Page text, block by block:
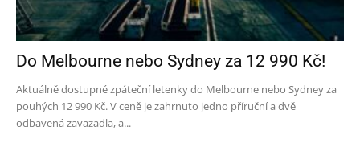
Do Melbourne nebo Sydney za 12 990 Kč!
Aktuálně dostupné zpáteční letenky do Melbourne nebo Sydney za
pouhých 12 990 Kč. V ceně je zahrnuto jedno příruční a dvě
odbavená zavazadla, a...